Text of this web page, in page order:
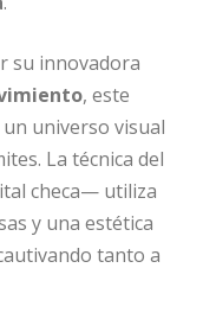
su innovadora
, este
universo visual
La técnica del
checa— utiliza
y una estética
tanto a